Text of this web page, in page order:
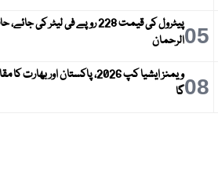
05
پیٹرول کی قیمت 228 روپے فی لیٹر کی
الرحمان
08
ویمنز ایشیا کپ 2026، پاکستان اور
گا